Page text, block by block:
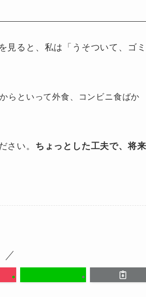
見ると、私は「うそついて、ゴミ
らといって外食、コンビニ食ばか
さい。 ちょっとした工夫で、将来